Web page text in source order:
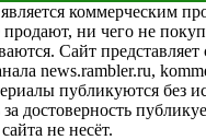
коммерческим
продают, ни чего не
Сайт представляет
news.rambler.ru,
публикуются без
за достоверность
не несёт.